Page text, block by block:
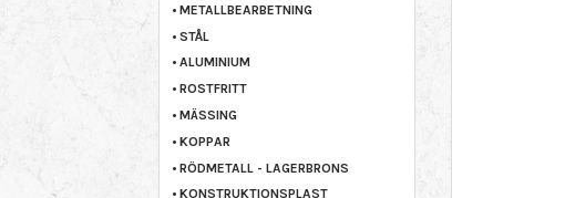
METALLBEARBETNING
STÅL
ALUMINIUM
ROSTFRITT
MÄSSING
KOPPAR
RÖDMETALL - LAGERBRONS
KONSTRUKTIONSPLAST